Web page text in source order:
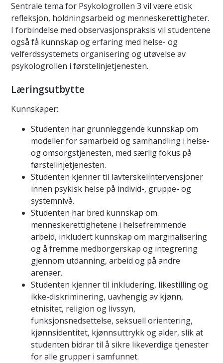
Sentrale tema for Psykologrollen 3 vil være etisk
refleksjon, holdningsarbeid og menneskerettigheter.
I forbindelse med observasjonspraksis vil studentene
også få kunnskap og erfaring med helse- og
velferdssystemets organisering og utøvelse av
psykologrollen i førstelinjetjenesten.
Læringsutbytte
Kunnskaper:
Studenten har grunnleggende kunnskap om
modeller for samarbeid og samhandling i helse-
og omsorgstjenesten, med særlig fokus på
førstelinjetjenesten.
Studenten kjenner til lavterskelintervensjoner
innen psykisk helse på individ-, gruppe- og
systemnivå.
Studenten har bred kunnskap om
menneskerettighetene i helsefremmende
arbeid, inkludert kunnskap om marginalisering
og å fremme medborgerskap og integrering
gjennom utdanning, arbeid og på andre
arenaer.
Studenten kjenner til inkludering, likestilling og
ikke-diskriminering, uavhengig av kjønn,
etnisitet, religion og livssyn,
funksjonsnedsettelse, seksuell orientering,
kjønnsidentitet, kjønnsuttrykk og alder, slik at
studenten bidrar til å sikre likeverdige tjenester
for alle grupper i samfunnet.